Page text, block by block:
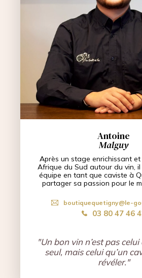
Antoine
Malguy
Après un stage enrichissant
Afrique du Sud autour du vin,
équipe en tant que caviste à
partager sa passion pour le
boutiquequetigny@le-
03 80 47 46
"Un bon vin n’est pas celui
seul, mais celui qu’un
révéler."